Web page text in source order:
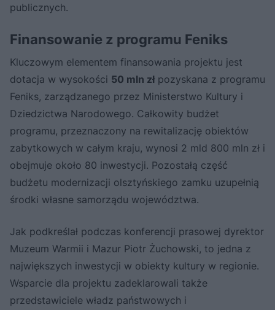
publicznych.
Finansowanie z programu Feniks
Kluczowym elementem finansowania projektu jest
dotacja w wysokości 50 mln zł pozyskana z programu
Feniks, zarządzanego przez Ministerstwo Kultury i
Dziedzictwa Narodowego. Całkowity budżet
programu, przeznaczony na rewitalizację obiektów
zabytkowych w całym kraju, wynosi 2 mld 800 mln zł i
obejmuje około 80 inwestycji. Pozostałą część
budżetu modernizacji olsztyńskiego zamku uzupełnią
środki własne samorządu województwa.
Jak podkreślał podczas konferencji prasowej dyrektor
Muzeum Warmii i Mazur Piotr Żuchowski, to jedna z
największych inwestycji w obiekty kultury w regionie.
Wsparcie dla projektu zadeklarowali także
przedstawiciele władz państwowych i